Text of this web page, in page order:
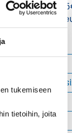
tukemiseen
tietoihin, joita
35kg:n asti